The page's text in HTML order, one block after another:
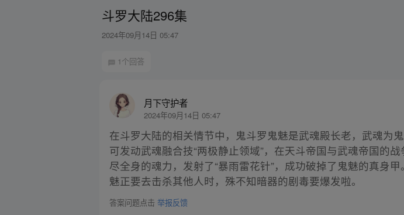
斗罗大陆296集
2024年09月14日 05:47
1个回答
月下守护者
2024年09月14日 05:47
在斗罗大陆的相关情节中，鬼斗罗鬼魅是武魂殿长老，武魂为
可发动武魂融合技“两极静止领域”，在天斗帝国与武魂帝国的
尽全身的魂力，发射了“暴雨雷花针”，成功破掉了鬼魅的真身
魅正要去击杀其他人时，殊不知暗器的剧毒要爆发啦。
答案问题点击举报反馈